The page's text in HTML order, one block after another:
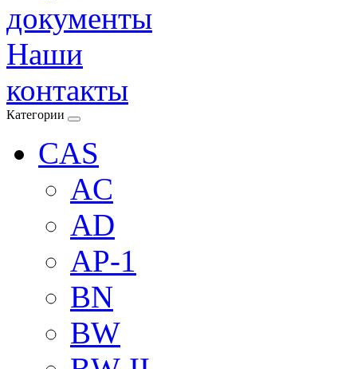
документы
Наши
контакты
Категории
CAS
AC
AD
AP-1
BN
BW